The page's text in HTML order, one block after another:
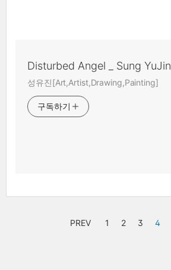
Disturbed Angel _ Sung YuJin
성유진[Art,Artist,Drawing,Painting]
구독하기
PREV 1 2 3 4